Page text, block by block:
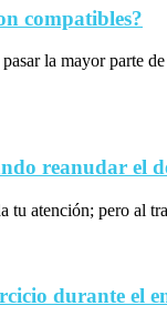
compatibles?
la mayor parte
reanudar el
atención; pero al
durante el